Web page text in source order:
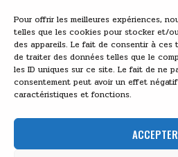
Pour offrir les meilleures expériences,
telles que les cookies pour stocker et/
des appareils. Le fait de consentir à ces
de traiter des données telles que le
les ID uniques sur ce site. Le fait de ne
consentement peut avoir un effet
caractéristiques et fonctions.
ACCEPTER